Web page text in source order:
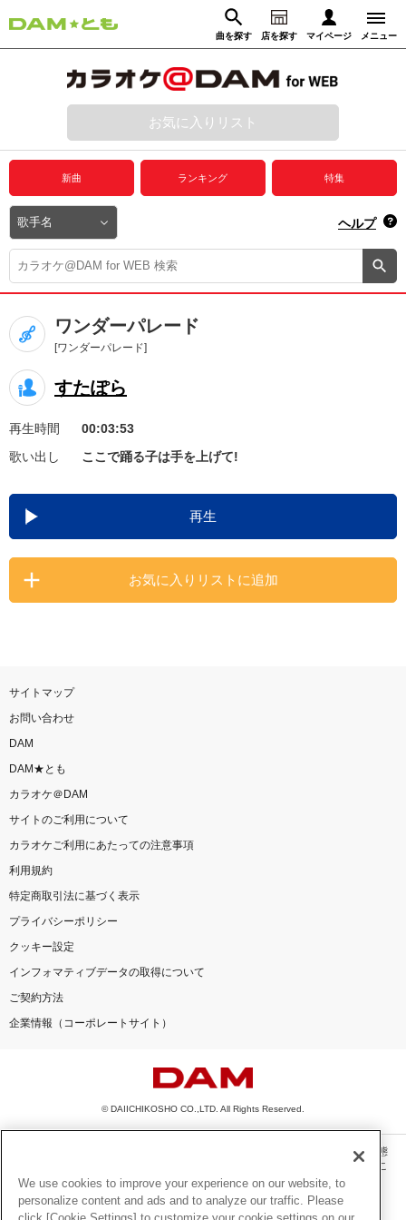
曲を探す 店を探す マイページ メニュー
動画からさがす 録音からさがす
ログイン
プレミアムサービス
DAM★とも動画
DAM★とも録音
カラオケ＠DAM
ユーザー検索
キャンペーン
お知らせ よくあるご質問
DAMの新曲・ランキングなど
カラオケ最新情報をチェック！
お気に入りリスト
新曲 ランキング 特集
ヘルプ
ワンダーパレード
[ワンダーパレード]
すたぽら
再生時間
00:03:53
歌い出し
ここで踊る子は手を上げて!
再生
お気に入りリストに追加
サイトマップ
お問い合わせ
DAM
DAM★とも
カラオケ＠DAM
サイトのご利用について
カラオケご利用にあたっての注意事項
利用規約
特定商取引法に基づく表示
プライバシーポリシー
クッキー設定
インフォマティブデータの取得について
ご契約方法
企業情報（コーポレートサイト）
© DAIICHIKOSHO CO.,LTD. All Rights Reserved.
このサイトに掲載されている一切の文章・画像・写真・動画・音声等を、手段や形態
を問わず、著作権法の定める範囲を超えて無断で複製、転載、ファイル化などするこ
とを禁じます。
楽曲及びコンテンツは、機種によりご利用いただけない場合があります。
We use cookies to improve your experience on our website, to
personalize content and ads and to analyze our traffic. Please